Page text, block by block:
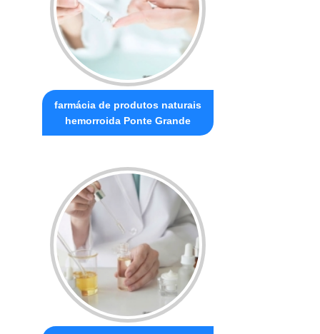
farmácia de produtos naturais
hemorroida Ponte Grande